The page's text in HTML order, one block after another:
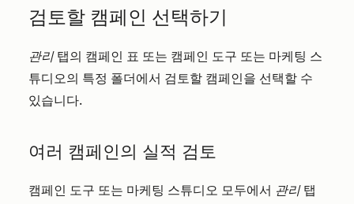
검토할 캠페인 선택하기
관리탭의 캠페인 표 또는 캠페인 도구 또는 마케팅 스
튜디오의 특정 폴더에서 검토할 캠페인을 선택할 수
있습니다.
여러 캠페인의 실적 검토
캠페인 도구 또는 마케팅 스튜디오 모두에서 관리탭